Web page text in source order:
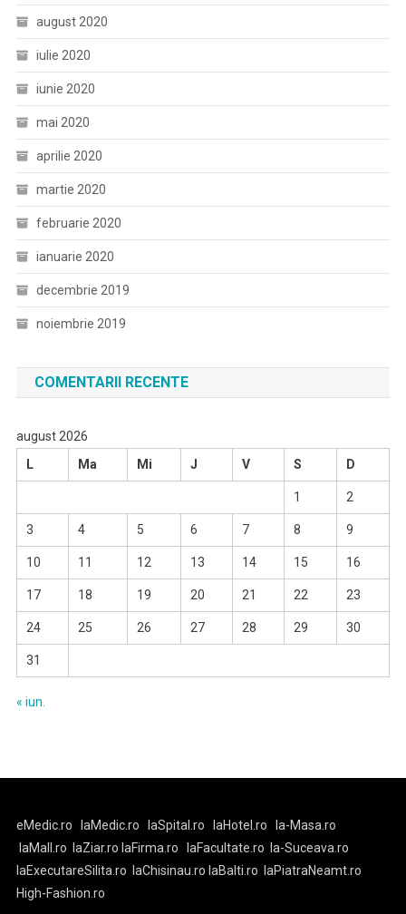
august 2020
iulie 2020
iunie 2020
mai 2020
aprilie 2020
martie 2020
februarie 2020
ianuarie 2020
decembrie 2019
noiembrie 2019
COMENTARII RECENTE
august 2026
L
Ma Mi J V S D
1 2
3 4 5 6 7 8 9
10 11 12 13 14 15 16
17 18 19 20 21 22 23
24 25 26 27 28 29 30
31
« iun.
eMedic.ro laMedic.ro laSpital.ro laHotel.ro
la-Masa.ro
laMall.ro
laZiar.ro laFirma.ro laFacultate.ro
la-Suceava.ro
laExecutareSilita.ro
laChisinau.ro laBalti.ro
laPiatraNeamt.ro
High-Fashion.ro